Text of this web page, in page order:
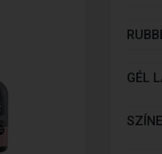
GÉL